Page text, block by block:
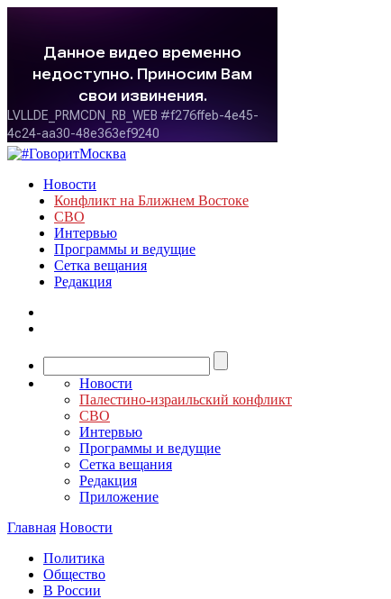
Новости
Конфликт на Ближнем Востоке
СВО
Интервью
Программы и ведущие
Сетка вещания
Редакция
Новости
Палестино-израильский конфликт
СВО
Интервью
Программы и ведущие
Сетка вещания
Редакция
Приложение
Главная Новости
Политика
Общество
В России